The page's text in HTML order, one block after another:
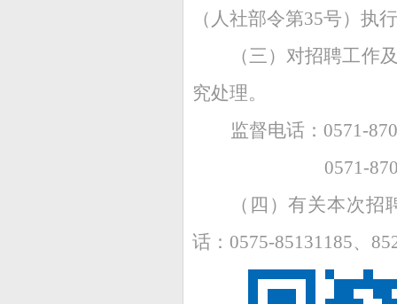
（人社部令第35号）执
（三） 对招聘工作
究处理。
监督电话：0571-
0571-
（四）有关本次招
话：0575-85131185、